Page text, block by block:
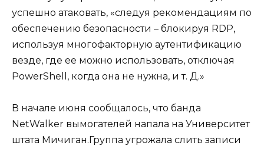
успешно атаковать, «следуя рекомендациям по
обеспечению безопасности – блокируя RDP,
используя многофакторную аутентификацию
везде, где ее можно использовать, отключая
PowerShell, когда она не нужна, и т. Д.»
В начале июня сообщалось, что банда
NetWalker вымогателей напала на Университет
штата Мичиган.Группа угрожала слить записи